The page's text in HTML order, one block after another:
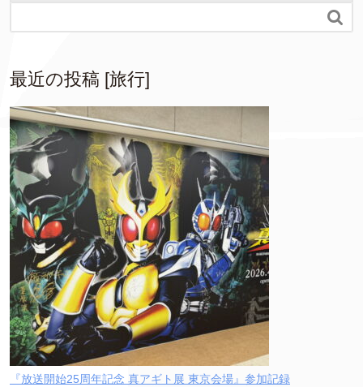

最近の投稿 [旅行]
『放送開始25周年記念 真アギト展 東京会場』参加記録